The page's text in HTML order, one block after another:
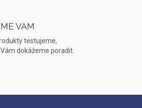
VÁM
testujeme,
dokážeme poradit.